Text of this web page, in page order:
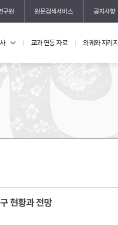
구원 원문검색서비스 공지사항
도록 교과 연동 자료 의궤와 지리지
현황과 전망